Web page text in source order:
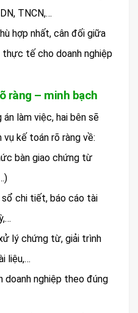
TNCN,…
hợp nhất, cân đối giữa
thực tế cho doanh nghiệp
ràng – minh bạch
làm việc, hai bên sẽ
kế toán rõ ràng về:
bàn giao chứng từ
sổ chi tiết, báo cáo tài
lý chứng từ, giải trình
liệu,…
nghiệp theo đúng